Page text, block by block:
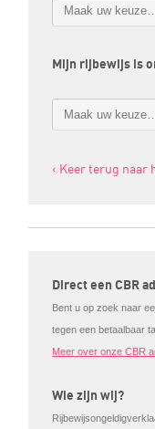
Mijn rijbewijs is
‹ Keer terug naar
Direct een CBR
Bent u op zoek naar
tegen een betaalbaar
Meer over onze CBR
Wie zijn wij?